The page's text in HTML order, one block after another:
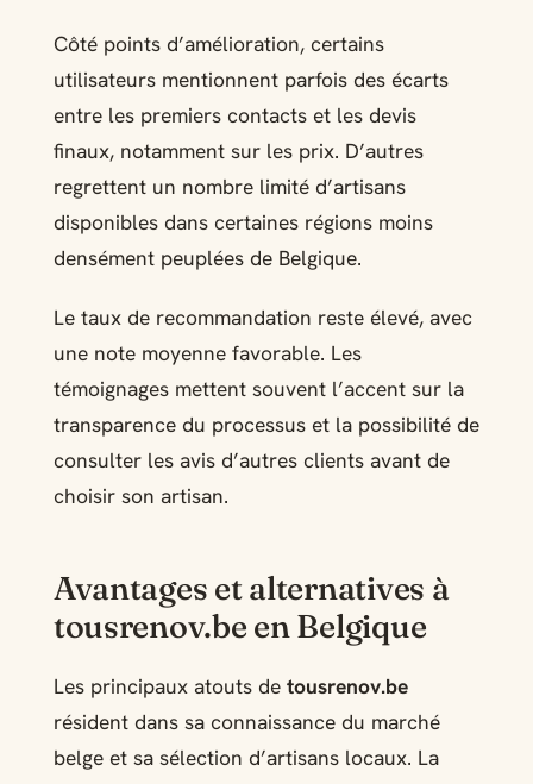
Côté points d’amélioration, certains
utilisateurs mentionnent parfois des écarts
entre les premiers contacts et les devis
finaux, notamment sur les prix. D’autres
regrettent un nombre limité d’artisans
disponibles dans certaines régions moins
densément peuplées de Belgique.
Le taux de recommandation reste élevé, avec
une note moyenne favorable. Les
témoignages mettent souvent l’accent sur la
transparence du processus et la possibilité de
consulter les avis d’autres clients avant de
choisir son artisan.
Avantages et alternatives à
tousrenov.be en Belgique
Les principaux atouts de tousrenov.be
résident dans sa connaissance du marché
belge et sa sélection d’artisans locaux. La